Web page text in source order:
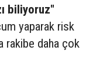
biliyoruz"
yaparak risk
rakibe daha çok